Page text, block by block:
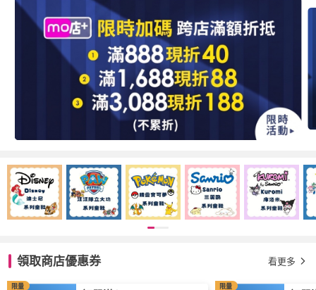
領取商店優惠券 看更多
限量 限量